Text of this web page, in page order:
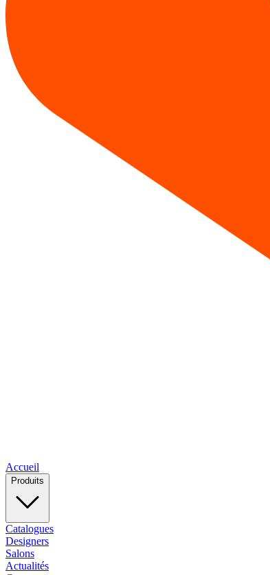
Accueil
Produits
Catalogues
Designers
Salons
Actualités